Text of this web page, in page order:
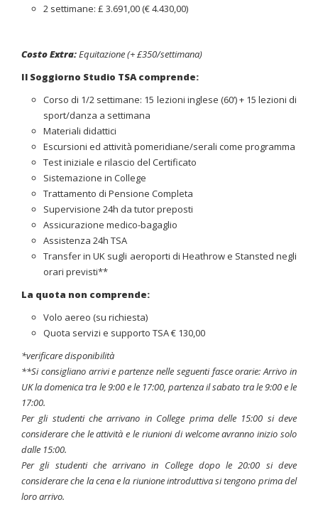
2 settimane: £ 3.691,00 (€ 4.430,00)
Costo Extra:Equitazione (+ £350/settimana)
Il Soggiorno Studio TSA comprende:
Corso di 1/2 settimane: 15 lezioni inglese (60’) + 15 lezioni di
sport/danza a settimana
Materiali didattici
Escursioni ed attività pomeridiane/serali come programma
Test iniziale e rilascio del Certificato
Sistemazione in College
Trattamento di Pensione Completa
Supervisione 24h da tutor preposti
Assicurazione medico-bagaglio
Assistenza 24h TSA
Transfer in UK sugli aeroporti di Heathrow e Stansted negli
orari previsti**
La quota non comprende:
Volo aereo (su richiesta)
Quota servizi e supporto TSA € 130,00
*verificare disponibilità
**Si consigliano arrivi e partenze nelle seguenti fasce orarie: Arrivo in
UK la domenica tra le 9:00 e le 17:00, partenza il sabato tra le 9:00 e le
17:00.
Per gli studenti che arrivano in College prima delle 15:00 si deve
considerare che le attività e le riunioni di welcome avranno inizio solo
dalle 15:00.
Per gli studenti che arrivano in College dopo le 20:00 si deve
considerare che la cena e la riunione introduttiva si tengono prima del
loro arrivo.